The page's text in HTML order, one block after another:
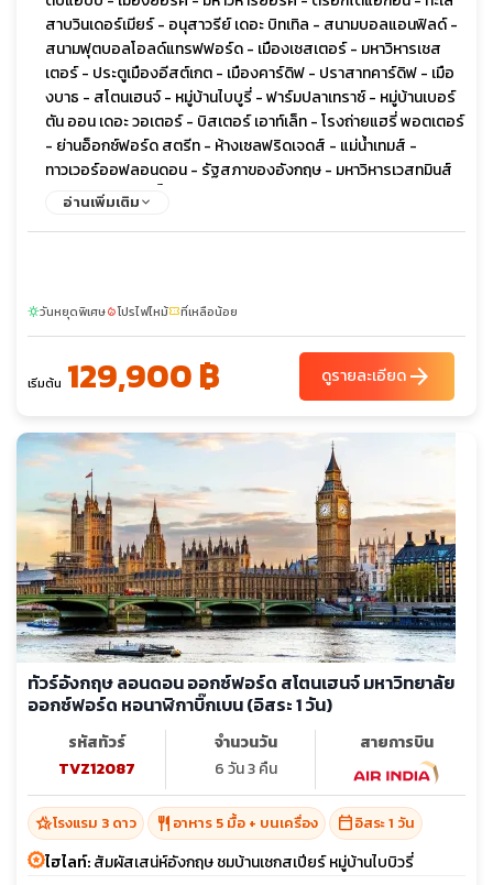
สาบวินเดอร์เมียร์ - อนุสาวรีย์ เดอะ บิทเทิล - สนามบอลแอนฟิลด์ -
สนามฟุตบอลโอลด์แทรฟฟอร์ด - เมืองเชสเตอร์ - มหาวิหารเชส
เตอร์ - ประตูเมืองอีสต์เกต - เมืองคาร์ดิฟ - ปราสาทคาร์ดิฟ - เมือ
งบาธ - สโตนเฮนจ์ - หมู่บ้านไบบูรี่ - ฟาร์มปลาเทราซ์ - หมู่บ้านเบอร์
ตัน ออน เดอะ วอเตอร์ - บิสเตอร์ เอาท์เล็ท - โรงถ่ายแฮรี่ พอตเตอร์
- ย่านอ็อกซ์ฟอร์ด สตรีท - ห้างเซลฟริดเจดส์ - แม่น้ำเทมส์ -
ทาวเวอร์ออฟลอนดอน - รัฐสภาของอังกฤษ - มหาวิหารเวสทมินส์
เตอร์ - หอนาฬิกาบิ๊กเบน - จัตุรัสทราฟัลการ์ - มหาวิหารเซนต์พอลส์
อ่านเพิ่มเติม
sunnyวันหยุดพิเศษlocal_fire_departmentโปรไฟไหม้confirmation_numberที่เหลือน้อย
เริ่มต้น 129,900 ฿ ดูรายละเอียดarrow_forward
ทัวร์อังกฤษ ลอนดอน ออกซ์ฟอร์ด สโตนเฮนจ์ มหาวิทยาลัย
ออกซ์ฟอร์ด หอนาฬิกาบิ๊กเบน (อิสระ 1 วัน)
รหัสทัวร์
TVZ12087
จำนวนวัน
6 วัน 3 คืน
สายการบิน
hotel_classโรงแรม 3 ดาว restaurant อาหาร 5 มื้อ + บนเครื่อง calendar_todayอิสระ 1 วัน
ไฮไลท์:สัมผัสเสน่ห์อังกฤษ ชมบ้านเชกสเปียร์ หมู่บ้านไบบิวรี่